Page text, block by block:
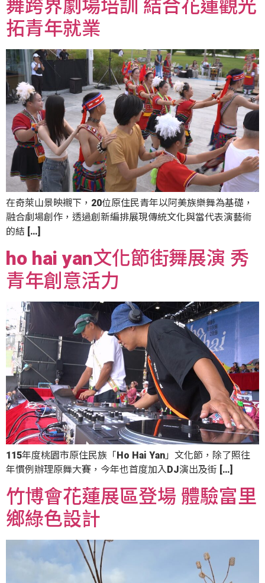
舞跨界劇場培訓 結合花蓮觀光
拓青年就業
在奇萊山景映襯下，20位原住民青年以阿美族樂舞為基礎，
融合劇場創作，透過創新編排展現傳統文化與當代表演藝術
的結 […]
ho hai yan文化節街舞展演 秀
青年創意活力
115年度桃園市原住民族「Ho Hai Yan」文化節，除了照往
年慣例辦理原舞大賽，今年也首度加入DJ演出及街 […]
竹博會花蓮展區登場 體驗富里
鄉綠色設計